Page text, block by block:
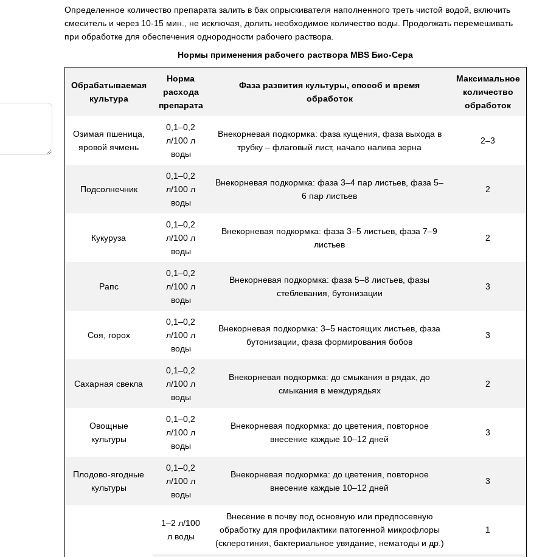
Определенное количество препарата залить в бак опрыскивателя наполненного треть чистой водой, включить
смеситель и через 10-15 мин., не исключая, долить необходимое количество воды. Продолжать перемешивать
при обработке для обеспечения однородности рабочего раствора.
Нормы применения рабочего раствора MBS Био-Сера
Обрабатываемая
культура
Норма
расхода
препарата
Фаза развития культуры, способ и время
обработок
Максимальное
количество
обработок
Озимая пшеница,
яровой ячмень
0,1–0,2
л/100 л
воды
Внекорневая подкормка: фаза кущения, фаза выхода в
трубку – флаговый лист, начало налива зерна
2–3
Подсолнечник
0,1–0,2
л/100 л
воды
Внекорневая подкормка: фаза 3–4 пар листьев, фаза 5–
6 пар листьев
2
Кукуруза
0,1–0,2
л/100 л
воды
Внекорневая подкормка: фаза 3–5 листьев, фаза 7–9
листьев
2
Рапс
0,1–0,2
л/100 л
воды
Внекорневая подкормка: фаза 5–8 листьев, фазы
стеблевания, бутонизации
3
Соя, горох
0,1–0,2
л/100 л
воды
Внекорневая подкормка: 3–5 настоящих листьев, фаза
бутонизации, фаза формирования бобов
3
Сахарная свекла
0,1–0,2
л/100 л
воды
Внекорневая подкормка: до смыкания в рядах, до
смыкания в междурядьях
2
Овощные
культуры
0,1–0,2
л/100 л
воды
Внекорневая подкормка: до цветения, повторное
внесение каждые 10–12 дней
3
Плодово-ягодные
культуры
0,1–0,2
л/100 л
воды
Внекорневая подкормка: до цветения, повторное
внесение каждые 10–12 дней
3
1–2 л/100
л воды
Внесение в почву под основную или предпосевную
обработку для профилактики патогенной микрофлоры
(склеротиния, бактериальное увядание, нематоды и др.)
1